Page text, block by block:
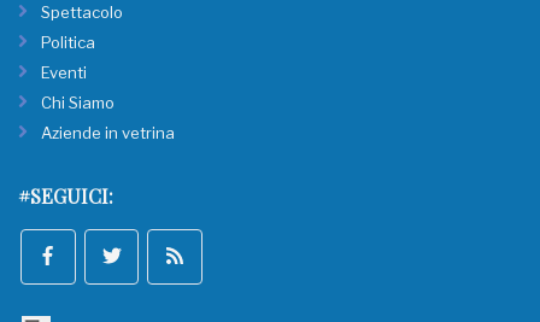
Spettacolo
Politica
Eventi
Chi Siamo
Aziende in vetrina
#SEGUICI: